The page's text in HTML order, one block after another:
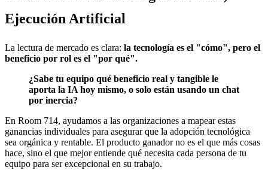
Ejecución Artificial
La lectura de mercado es clara: la tecnología es el "cómo", pero el
beneficio por rol es el "por qué".
¿Sabe tu equipo qué beneficio real y tangible le
aporta la IA hoy mismo, o solo están usando un chat
por inercia?
En Room 714, ayudamos a las organizaciones a mapear estas
ganancias individuales para asegurar que la adopción tecnológica
sea orgánica y rentable. El producto ganador no es el que más cosas
hace, sino el que mejor entiende qué necesita cada persona de tu
equipo para ser excepcional en su trabajo.